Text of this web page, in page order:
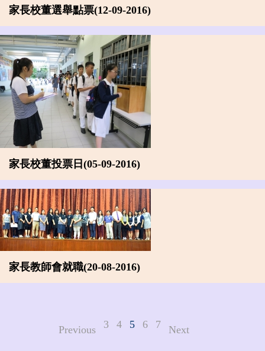
家長校董選舉點票(12-09-2016)
家長校董投票日(05-09-2016)
家長教師會就職(20-08-2016)
Previous 3 4 5 6 7 Next